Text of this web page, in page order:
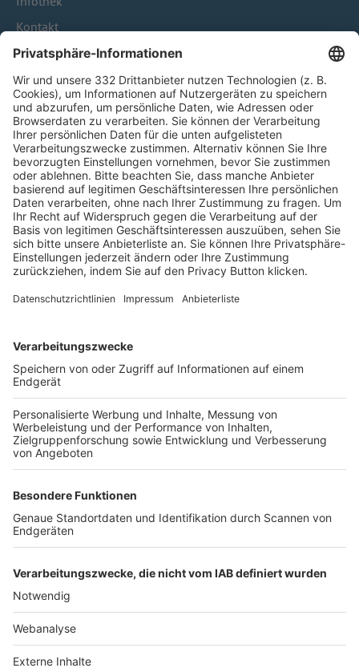
Kontakt
HÄUFIG BESUCHTE SEITEN
Pässe und Vereinswechsel
Trainerausbildung
Schulungsangebot Vereinsmitarbeiter
BFV-Geschäftsstellen
Trainerbörse
Login SpielPlus
FOLGE DEM BFV
TOP-VEREINE
TOP-PARTNER
Nutzungsbedingungen Datenschutz Impressum